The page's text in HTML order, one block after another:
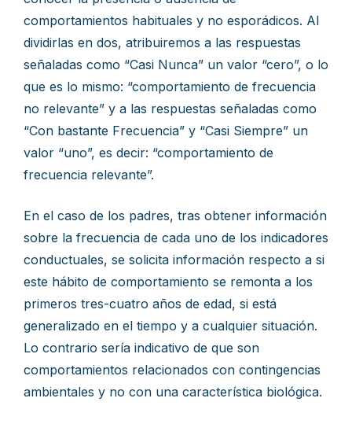
comportamientos habituales y no esporádicos. Al
dividirlas en dos, atribuiremos a las respuestas
señaladas como “Casi Nunca” un valor “cero”, o lo
que es lo mismo: “comportamiento de frecuencia
no relevante” y a las respuestas señaladas como
“Con bastante Frecuencia” y “Casi Siempre” un
valor “uno”, es decir: “comportamiento de
frecuencia relevante”.
En el caso de los padres, tras obtener información
sobre la frecuencia de cada uno de los indicadores
conductuales, se solicita información respecto a si
este hábito de comportamiento se remonta a los
primeros tres-cuatro años de edad, si está
generalizado en el tiempo y a cualquier situación.
Lo contrario sería indicativo de que son
comportamientos relacionados con contingencias
ambientales y no con una característica biológica.